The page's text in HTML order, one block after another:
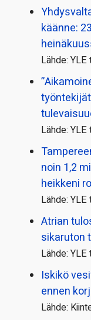
käänne:
Lähde: YLE
Lähde: YLE
noin 1,2
heikkeni
Lähde: YLE
Atrian
sikaruton
Lähde: YLE
Iskikö
ennen
Lähde: